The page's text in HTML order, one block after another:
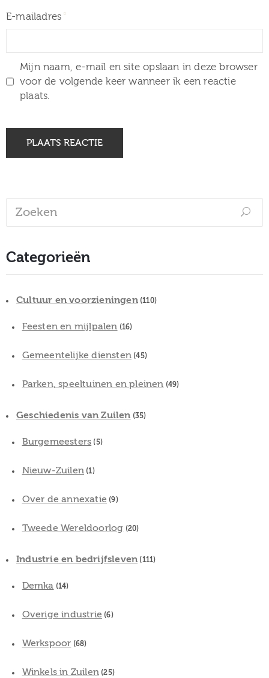
E-mailadres
Mijn naam, e-mail en site opslaan in deze browser
voor de volgende keer wanneer ik een reactie
plaats.
Categorieën
Cultuur en voorzieningen(110)
Feesten en mijlpalen (16)
Gemeentelijke diensten (45)
Parken, speeltuinen en pleinen (49)
Geschiedenis van Zuilen (35)
Burgemeesters (5)
Nieuw-Zuilen (1)
Over de annexatie (9)
Tweede Wereldoorlog (20)
Industrie en bedrijfsleven (111)
Demka (14)
Overige industrie (6)
Werkspoor (68)
Winkels in Zuilen (25)